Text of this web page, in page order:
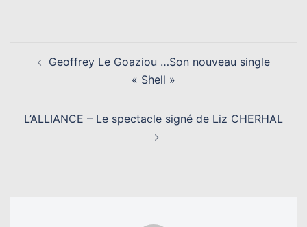
D’ARTICLE
Geoffrey Le Goaziou …Son nouveau single
« Shell »
L’ALLIANCE – Le spectacle signé de Liz CHERHAL